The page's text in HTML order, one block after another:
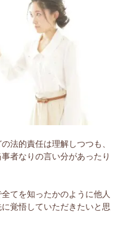
法的責任は理解しつつも、
者なりの言い分があったり
てを知ったかのように他人
覚悟していただきたいと思